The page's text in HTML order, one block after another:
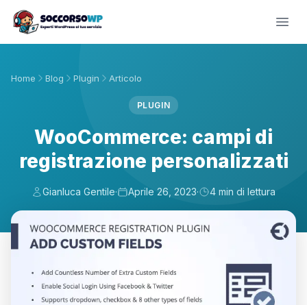
Home Blog Plugin Articolo
PLUGIN
WooCommerce: campi di
registrazione personalizzati
Gianluca Gentile· Aprile 26, 2023· 4 min di lettura